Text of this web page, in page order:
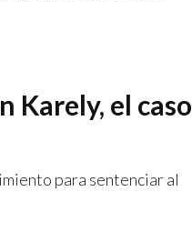
Karely, el caso
para sentenciar al